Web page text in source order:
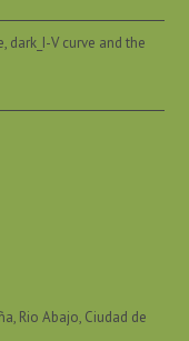
dark_I-V curve and the
Rio Abajo, Ciudad de